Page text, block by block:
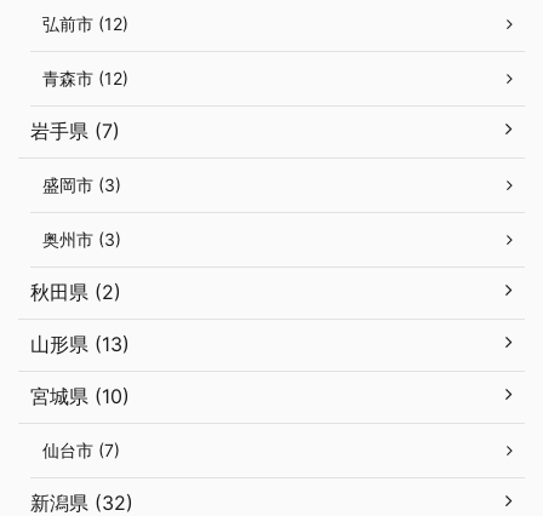
弘前市 (12)
青森市 (12)
岩手県 (7)
盛岡市 (3)
奥州市 (3)
秋田県 (2)
山形県 (13)
宮城県 (10)
仙台市 (7)
新潟県 (32)